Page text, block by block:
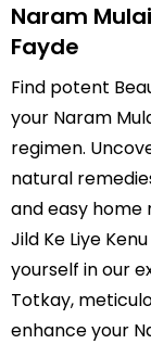
Naram
Fayde
Find potent
your Naram
regimen.
natural
and easy home
Jild Ke Liye
yourself in our
Totkay,
enhance your